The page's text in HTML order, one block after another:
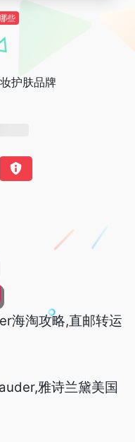
些
护肤品牌
海淘攻略,直邮转运
雅诗兰黛美国